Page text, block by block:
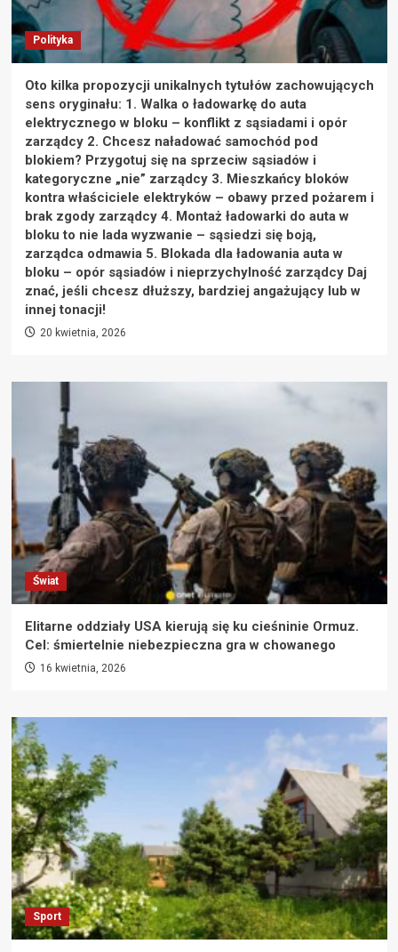
Polityka
Oto kilka propozycji unikalnych tytułów zachowujących
sens oryginału: 1. Walka o ładowarkę do auta
elektrycznego w bloku – konflikt z sąsiadami i opór
zarządcy 2. Chcesz naładować samochód pod
blokiem? Przygotuj się na sprzeciw sąsiadów i
kategoryczne „nie” zarządcy 3. Mieszkańcy bloków
kontra właściciele elektryków – obawy przed pożarem i
brak zgody zarządcy 4. Montaż ładowarki do auta w
bloku to nie lada wyzwanie – sąsiedzi się boją,
zarządca odmawia 5. Blokada dla ładowania auta w
bloku – opór sąsiadów i nieprzychylność zarządcy Daj
znać, jeśli chcesz dłuższy, bardziej angażujący lub w
innej tonacji!
20 kwietnia, 2026
Świat
Elitarne oddziały USA kierują się ku cieśninie Ormuz.
Cel: śmiertelnie niebezpieczna gra w chowanego
16 kwietnia, 2026
Sport